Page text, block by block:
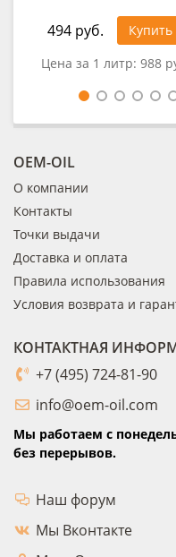
494 руб.
Купить
Цена за 1 литр: 988
OEM-OIL
О компании
Контакты
Точки выдачи
Доставка и оплата
Правила использования
Условия возврата и
КОНТАКТНАЯ
+7 (495) 724-81-90
info@oem-oil.com
Мы работаем с
без перерывов.
Наш форум
Мы Вконтакте